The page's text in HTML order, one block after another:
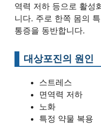
역력 저하 등으로 활성
니다. 주로 한쪽 몸의
통증을 동반합니다.
대상포진의 원인
스트레스
면역력 저하
노화
특정 약물 복용